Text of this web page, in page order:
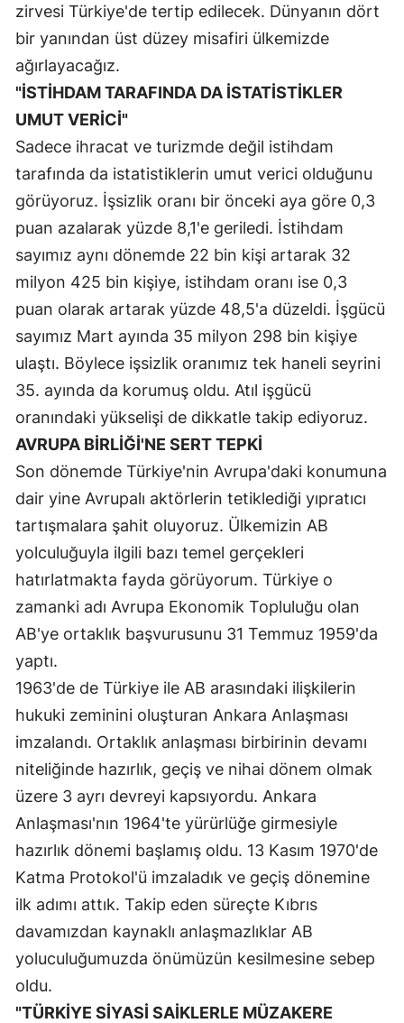
zirvesi Türkiye'de tertip edilecek. Dünyanın dört
bir yanından üst düzey misafiri ülkemizde
ağırlayacağız.
"İSTİHDAM TARAFINDA DA İSTATİSTİKLER
UMUT VERİCİ"
Sadece ihracat ve turizmde değil istihdam
tarafında da istatistiklerin umut verici olduğunu
görüyoruz. İşsizlik oranı bir önceki aya göre 0,3
puan azalarak yüzde 8,1'e geriledi. İstihdam
sayımız aynı dönemde 22 bin kişi artarak 32
milyon 425 bin kişiye, istihdam oranı ise 0,3
puan olarak artarak yüzde 48,5'a düzeldi. İşgücü
sayımız Mart ayında 35 milyon 298 bin kişiye
ulaştı. Böylece işsizlik oranımız tek haneli seyrini
35. ayında da korumuş oldu. Atıl işgücü
oranındaki yükselişi de dikkatle takip ediyoruz.
AVRUPA BİRLİĞİ'NE SERT TEPKİ
Son dönemde Türkiye'nin Avrupa'daki konumuna
dair yine Avrupalı aktörlerin tetiklediği yıpratıcı
tartışmalara şahit oluyoruz. Ülkemizin AB
yolculuğuyla ilgili bazı temel gerçekleri
hatırlatmakta fayda görüyorum. Türkiye o
zamanki adı Avrupa Ekonomik Topluluğu olan
AB'ye ortaklık başvurusunu 31 Temmuz 1959'da
yaptı.
1963'de de Türkiye ile AB arasındaki ilişkilerin
hukuki zeminini oluşturan Ankara Anlaşması
imzalandı. Ortaklık anlaşması birbirinin devamı
niteliğinde hazırlık, geçiş ve nihai dönem olmak
üzere 3 ayrı devreyi kapsıyordu. Ankara
Anlaşması'nın 1964'te yürürlüğe girmesiyle
hazırlık dönemi başlamış oldu. 13 Kasım 1970'de
Katma Protokol'ü imzaladık ve geçiş dönemine
ilk adımı attık. Takip eden süreçte Kıbrıs
davamızdan kaynaklı anlaşmazlıklar AB
yoluculuğumuzda önümüzün kesilmesine sebep
oldu.
"TÜRKİYE SİYASİ SAİKLERLE MÜZAKERE